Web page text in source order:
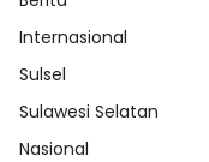
Internasional
Sulsel
Sulawesi Selatan
Nasional